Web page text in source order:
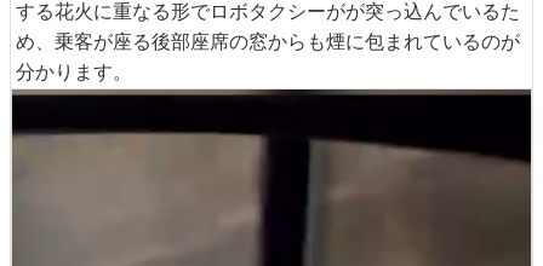
する花火に重なる形でロボタクシーがが突っ込んでいるた
め、乗客が座る後部座席の窓からも煙に包まれているのが
分かります。